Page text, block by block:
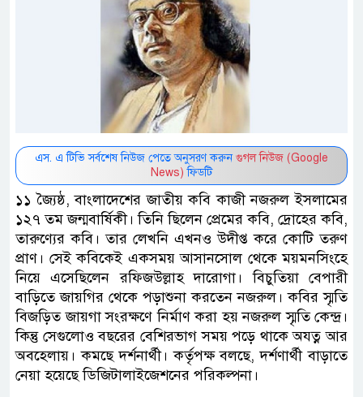
এস. এ টিভি সর্বশেষ নিউজ পেতে অনুসরণ করুন গুগল নিউজ (Google
News) ফিডটি
১১ জ্যৈষ্ঠ, বাংলাদেশের জাতীয় কবি কাজী নজরুল ইসলামের
১২৭ তম জন্মবার্ষিকী। তিনি ছিলেন প্রেমের কবি, দ্রোহের কবি,
তারুণ্যের কবি। তার লেখনি এখনও উদীপ্ত করে কোটি তরুণ
প্রাণ। সেই কবিকেই একসময় আসানসোল থেকে ময়মনসিংহে
নিয়ে এসেছিলেন রফিজউল্লাহ দারোগা। বিচুতিয়া বেপারী
বাড়িতে জায়গির থেকে পড়াশুনা করতেন নজরুল। কবির স্মৃতি
বিজড়িত জায়গা সংরক্ষণে নির্মাণ করা হয় নজরুল স্মৃতি কেন্দ্র।
কিন্তু সেগুলোও বছরের বেশিরভাগ সময় পড়ে থাকে অযত্ন আর
অবহেলায়। কমছে দর্শনার্থী। কর্তৃপক্ষ বলছে, দর্শণার্থী বাড়াতে
নেয়া হয়েছে ডিজিটালাইজেশনের পরিকল্পনা।